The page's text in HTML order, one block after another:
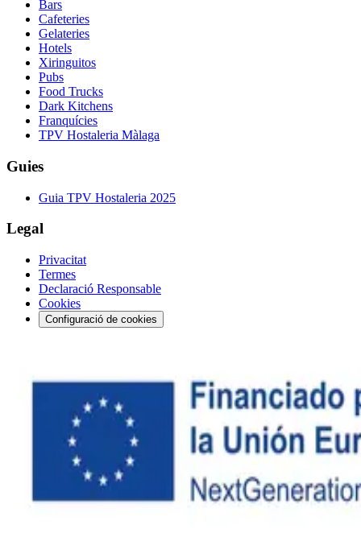
Bars
Cafeteries
Gelateries
Hotels
Xiringuitos
Pubs
Food Trucks
Dark Kitchens
Franquícies
TPV Hostaleria Màlaga
Guies
Guia TPV Hostaleria 2025
Legal
Privacitat
Termes
Declaració Responsable
Cookies
Configuració de cookies